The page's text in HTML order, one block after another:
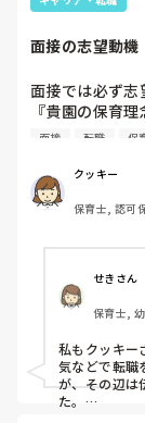
面接の志望動機
面接では必ず志
『貴園の保育
てると思いま
私自身、園の
正直なところ、
ところに重きを
皆さんは、志
音はどうですか？
面接 転職 保
クッキー
保育士, 認可
せきさん
保育士,
私もクッキー
気などで転職
が、その辺は
た。